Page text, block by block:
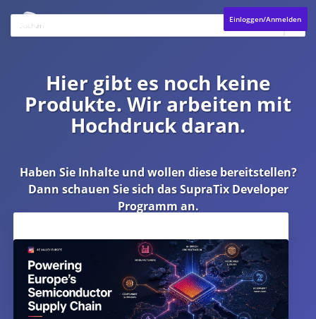
Einloggen/Anmelden
Hier gibt es noch keine
Produkte. Wir arbeiten mit
Hochdruck daran.
Haben Sie Inhalte und wollen diese bereitstellen?
Dann schauen Sie sich dasSupraTix Developer
Programman.